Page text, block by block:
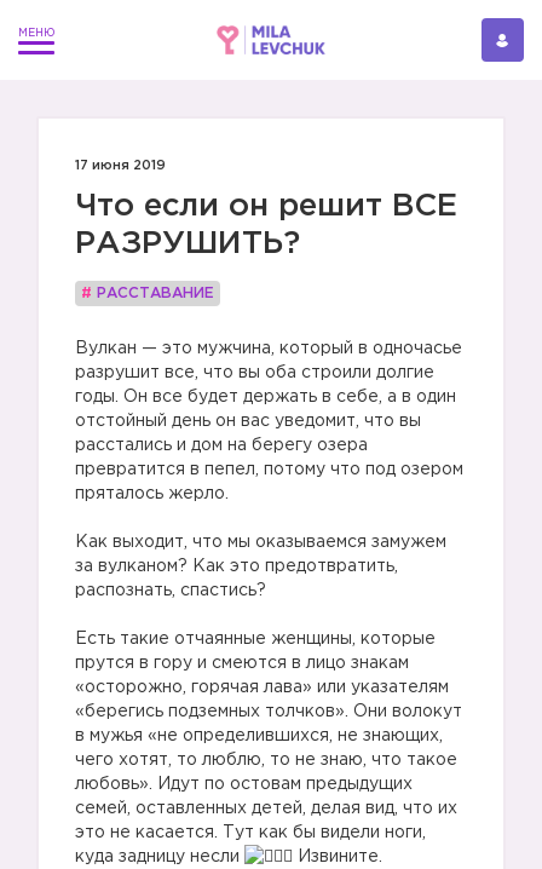
17 июня 2019
Что если он решит ВСЕ
РАЗРУШИТЬ?
# РАССТАВАНИЕ
Вулкан — это мужчина, который в одночасье
разрушит все, что вы оба строили долгие
годы. Он все будет держать в себе, а в один
отстойный день он вас уведомит, что вы
расстались и дом на берегу озера
превратится в пепел, потому что под озером
пряталось жерло.
Как выходит, что мы оказываемся замужем
за вулканом? Как это предотвратить,
распознать, спастись?
Есть такие отчаянные женщины, которые
прутся в гору и смеются в лицо знакам
«осторожно, горячая лава» или указателям
«берегись подземных толчков». Они волокут
в мужья «не определившихся, не знающих,
чего хотят, то люблю, то не знаю, что такое
любовь». Идут по остовам предыдущих
семей, оставленных детей, делая вид, что их
это не касается. Тут как бы видели ноги,
куда задницу несли
Извините.